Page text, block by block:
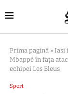
Prima pagină » Iasi
Mbappé în fața
echipei Les Bleus
Sport